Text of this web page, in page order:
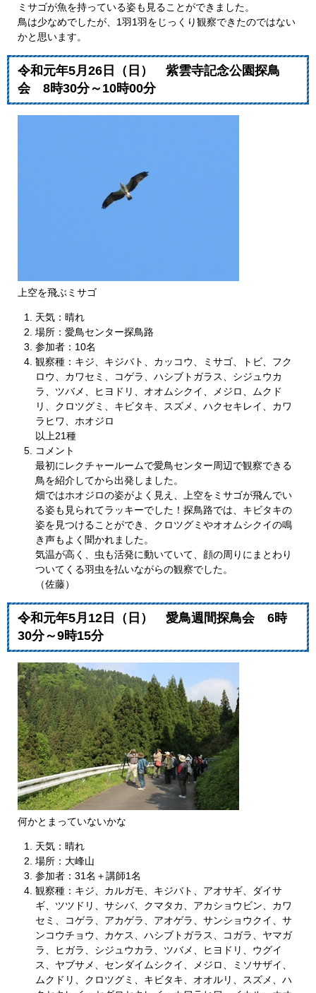
ミサゴが魚を持っている姿も見ることができました。
鳥は少なめでしたが、1羽1羽をじっくり観察できたのではない
かと思います。
令和元年5月26日（日） 紫雲寺記念公園探鳥
会 8時30分～10時00分
上空を飛ぶミサゴ
天気：晴れ
場所：愛鳥センター探鳥路
参加者：10名
観察種：キジ、キジバト、カッコウ、ミサゴ、トビ、フク
ロウ、カワセミ、コゲラ、ハシブトガラス、シジュウカ
ラ、ツバメ、ヒヨドリ、オオムシクイ、メジロ、ムクド
リ、クロツグミ、キビタキ、スズメ、ハクセキレイ、カワ
ラヒワ、ホオジロ
以上21種
コメント
最初にレクチャールームで愛鳥センター周辺で観察できる
鳥を紹介してから出発しました。
畑ではホオジロの姿がよく見え、上空をミサゴが飛んでい
る姿も見られてラッキーでした！探鳥路では、キビタキの
姿を見つけることができ、クロツグミやオオムシクイの鳴
き声もよく聞かれました。
気温が高く、虫も活発に動いていて、顔の周りにまとわり
ついてくる羽虫を払いながらの観察でした。
（佐藤）
令和元年5月12日（日） 愛鳥週間探鳥会 6時
30分～9時15分
何かとまっていないかな
天気：晴れ
場所：大峰山
参加者：31名＋講師1名
観察種：キジ、カルガモ、キジバト、アオサギ、ダイサ
ギ、ツツドリ、サシバ、クマタカ、アカショウビン、カワ
セミ、コゲラ、アカゲラ、アオゲラ、サンショウクイ、サ
ンコウチョウ、カケス、ハシブトガラス、コガラ、ヤマガ
ラ、ヒガラ、シジュウカラ、ツバメ、ヒヨドリ、ウグイ
ス、ヤブサメ、センダイムシクイ、メジロ、ミソサザイ、
ムクドリ、クロツグミ、キビタキ、オオルリ、スズメ、ハ